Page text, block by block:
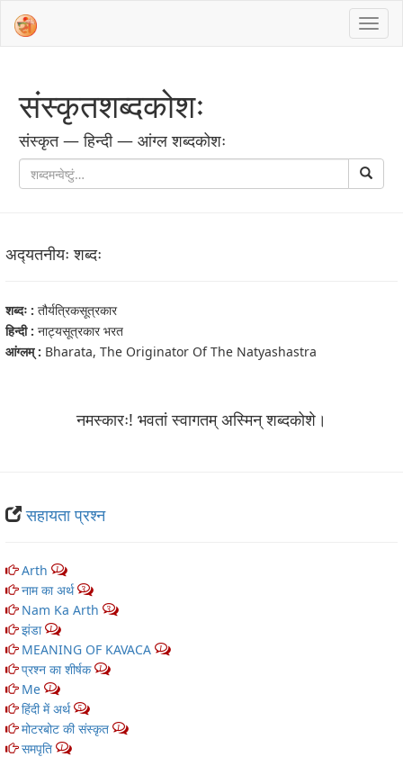
संस्‍कृतशब्‍दकोशः
संस्‍कृत — हिन्दी — आंग्ल शब्‍दकोशः
अद्‍यतनीयः शब्‍दः
शब्‍दः : तौर्यत्रिकसूत्रकार
हिन्दी : नाट्यसूत्रकार भरत
आंग्‍लम् : Bharata, The Originator Of The Natyashastra
नमस्कारः! भवतां स्वागतम् अस्मिन् शब्‍दकोशे।
सहायता प्रश्न
Arth 1
नाम का अर्थ 3
Nam Ka Arth 3
झंडा 1
MEANING OF KAVACA 1
प्रश्न का शीर्षक 1
Me 1
हिंदी में अर्थ 5
मोटरबोट की संस्कृत 1
समपृति 1